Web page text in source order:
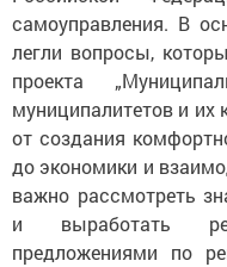
самоуправления. В
легли вопросы,
проекта
муниципалитетов и
от создания
до экономики и
важно рассмотреть
и выработать
предложениями по